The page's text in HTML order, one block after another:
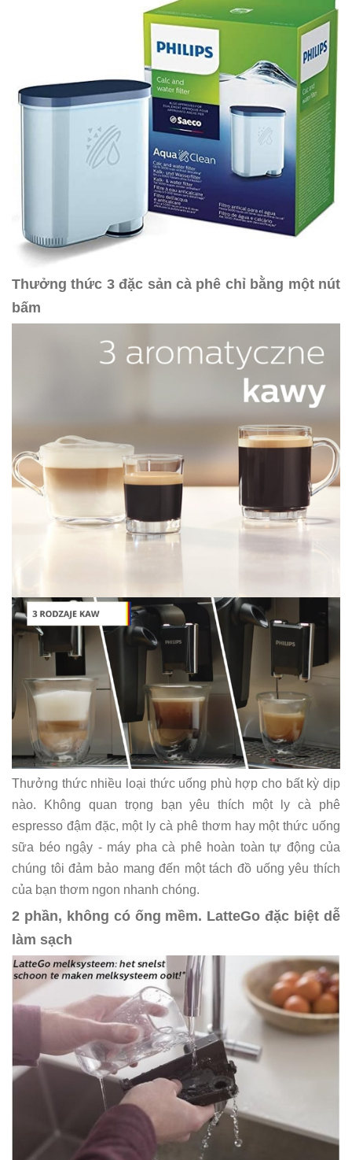
Thưởng thức 3 đặc sản cà phê chỉ bằng một nút
bấm
Thưởng thức nhiều loại thức uống phù hợp cho bất kỳ dịp
nào. Không quan trọng bạn yêu thích một ly cà phê
espresso đậm đặc, một ly cà phê thơm hay một thức uống
sữa béo ngậy - máy pha cà phê hoàn toàn tự động của
chúng tôi đảm bảo mang đến một tách đồ uống yêu thích
của bạn thơm ngon nhanh chóng.
2 phần, không có ống mềm. LatteGo đặc biệt dễ
làm sạch